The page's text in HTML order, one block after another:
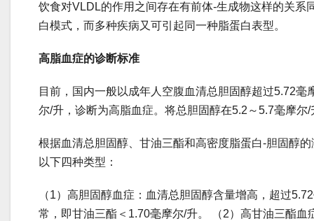
饮食对VLDL的作用之间存在有前体-生成物这样的关系
白模式，而多种疾病又可引起同一种脂蛋白表型。
高脂血症的诊断标准
目前，国内一般以成年人空腹血清总胆固醇超过5.72毫
尔/升，诊断为高脂血症。将总胆固醇在5.2～5.7毫摩尔
根据血清总胆固醇、甘油三酯和高密度脂蛋白-胆固醇
以下四种类型：
（1）高胆固醇血症：血清总胆固醇含量增高，超过
常，即甘油三酯＜1.70毫摩尔/升。 （2）高甘油三酯血